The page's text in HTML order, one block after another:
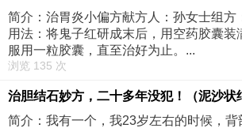
简介：治胃炎小偏方献方人：孙女士组方
用法：将鬼子红研成末后，用空药胶囊装
服用一粒胶囊，直至治好为止。...
浏览 135 次
治胆结石妙方，二十多年没犯！（泥沙状
简介：我有一个，我23岁左右的时候，背